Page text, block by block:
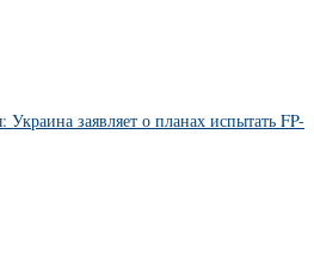
заявляет о планах испытать FP-